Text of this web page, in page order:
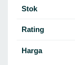
Stok
Rating
Harga